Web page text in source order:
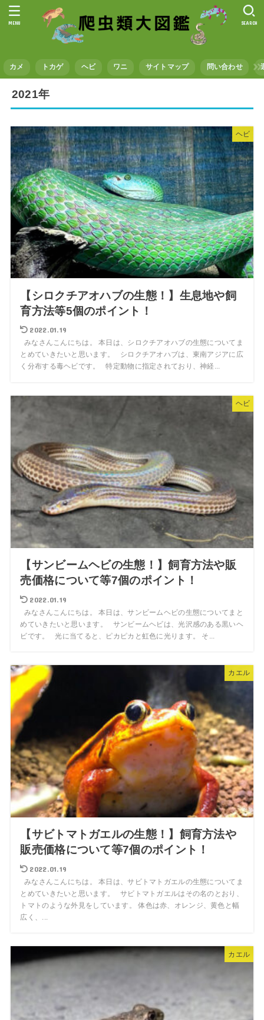
カメ トカゲ ヘビ ワニ サイトマップ 問い合わせ
SEARCH
MENU
2021年
ヘビ
【シロクチアオハブの生態！】生息地や飼
育方法等5個のポイント！
2022.01.19
みなさんこんにちは。 本日は、シロクチアオハブの生態についてま
とめていきたいと思います。 シロクチアオハブは、東南アジアに広
く分布する毒ヘビです。 特定動物に指定されており、神経...
ヘビ
【サンビームヘビの生態！】飼育方法や販
売価格について等7個のポイント！
2022.01.19
みなさんこんにちは。 本日は、サンビームヘビの生態についてまと
めていきたいと思います。 サンビームヘビは、光沢感のある黒いヘ
ビです。 光に当てると、ピカピカと虹色に光ります。 そ...
カエル
【サビトマトガエルの生態！】飼育方法や
販売価格について等7個のポイント！
2022.01.19
みなさんこんにちは。 本日は、サビトマトガエルの生態についてま
とめていきたいと思います。 サビトマトガエルはその名のとおり、
トマトのような外見をしています。 体色は赤、オレンジ、黄色と幅
広く、...
カエル